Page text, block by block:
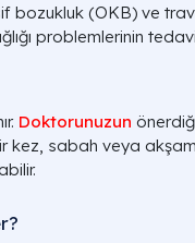
bozukluk (OKB) ve
problemlerinin
Doktorunuzun
sabah veya akşam